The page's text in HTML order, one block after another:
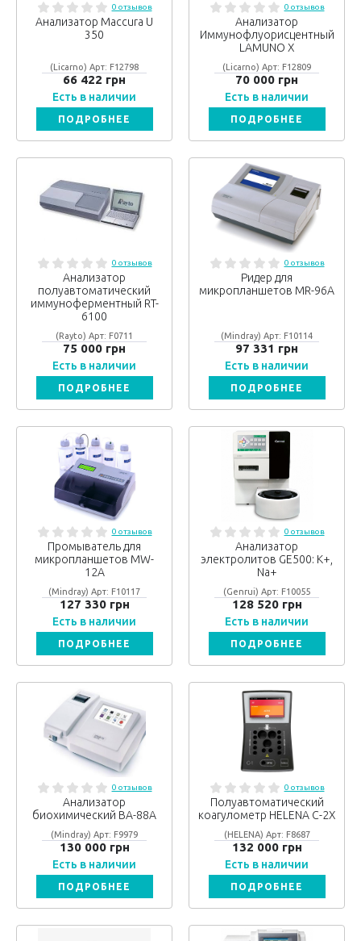
0 отзывов
Анализатор Maccura U
350
(Licarno) Арт: F12798
66 422 грн
Есть в наличии
ПОДРОБНЕЕ
0 отзывов
Анализатор
Иммунофлуорисцентный
LAMUNO X
(Licarno) Арт: F12809
70 000 грн
Есть в наличии
ПОДРОБНЕЕ
0 отзывов
Анализатор
полуавтоматический
иммуноферментный RT-
6100
(Rayto) Арт: F0711
75 000 грн
Есть в наличии
ПОДРОБНЕЕ
0 отзывов
Ридер для
микропланшетов MR-96A
(Mindray) Арт: F10114
97 331 грн
Есть в наличии
ПОДРОБНЕЕ
0 отзывов
Промыватель для
микропланшетов MW-
12A
(Mindray) Арт: F10117
127 330 грн
Есть в наличии
ПОДРОБНЕЕ
0 отзывов
Анализатор
электролитов GE500: K+,
Na+
(Genrui) Арт: F10055
128 520 грн
Есть в наличии
ПОДРОБНЕЕ
0 отзывов
Анализатор
биохимический BA-88A
(Mindray) Арт: F9979
130 000 грн
Есть в наличии
ПОДРОБНЕЕ
0 отзывов
Полуавтоматический
коагулометр HELENA C-2X
(HELENA) Арт: F8687
132 000 грн
Есть в наличии
ПОДРОБНЕЕ